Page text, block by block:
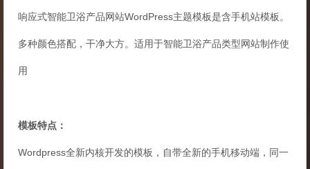
响应式智能卫浴产品网站WordPress主题模板是含手机站模板。
多种颜色搭配，干净大方。适用于智能卫浴产品类型网站制作使
用
模板特点：
Wordpress全新内核开发的模板，自带全新的手机移动端，同一